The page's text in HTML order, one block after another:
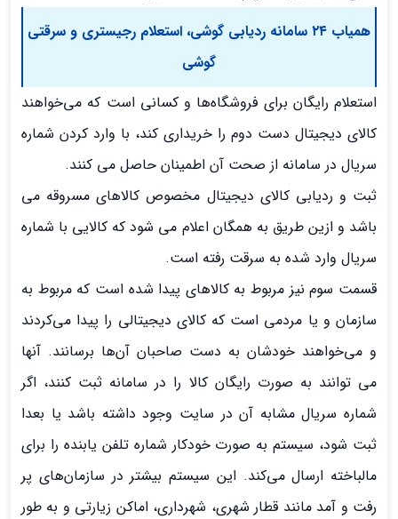
همیاب ۲۴ سامانه ردیابی گوشی، استعلام رجیستری و سرقتی
گوشی
استعلام رایگان برای فروشگاه‌ها و کسانی است که می‌خواهند
کالای دیجیتال دست دوم را خریداری کند، با وارد کردن شماره
سریال در سامانه از صحت آن اطمینان حاصل می کنند.
ثبت و ردیابی کالای دیجیتال مخصوص کالاهای مسروقه می
باشد و ازین طریق به همگان اعلام می شود که کالایی با شماره
سریال وارد شده به سرقت رفته است.
قسمت سوم نیز مربوط به کالاهای پیدا شده است که مربوط به
سازمان و یا مردمی است که کالای دیجیتالی را پیدا می‌کردند
و می‌خواهند خودشان به دست صاحبان آن‌ها برسانند. آنها
می توانند به صورت رایگان کالا را در سامانه ثبت کنند، اگر
شماره سریال مشابه آن در سایت وجود داشته باشد یا بعدا
ثبت شود، سیستم به صورت خودکار شماره تلفن یابنده را برای
مالباخته ارسال می‌کند. این سیستم بیشتر در سازمان‌های پر
رفت و آمد مانند قطار شهری، شهرداری، اماکن زیارتی و به طور